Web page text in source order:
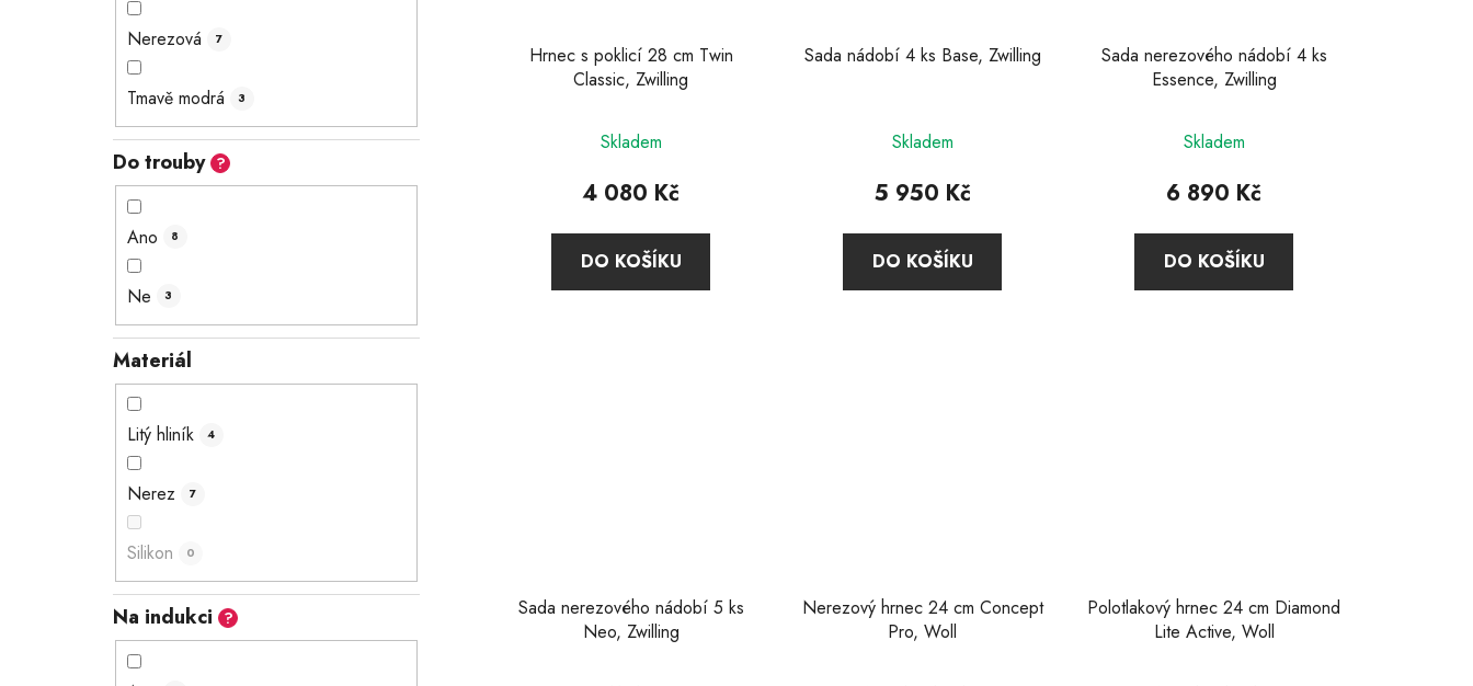
Nerezová 7
Tmavě modrá 3
Do trouby ?
Ano 8
Ne 3
Materiál
Litý hliník 4
Nerez 7
Silikon 0
Na indukci ?
Hrnec s poklicí 28 cm Twin
Classic, Zwilling
Skladem
4 080 Kč
DO KOŠÍKU
Sada nádobí 4 ks Base, Zwilling
hodnocení
produktu
4,6
z
Skladem
5 950 Kč
DO KOŠÍKU
Sada nerezového nádobí 4 ks
Essence, Zwilling
Skladem
6 890 Kč
DO KOŠÍKU
Sada nerezového nádobí 5 ks
Neo, Zwilling
Nerezový hrnec 24 cm Concept
Pro, Woll
Polotlakový hrnec 24 cm Diamond
Lite Active, Woll